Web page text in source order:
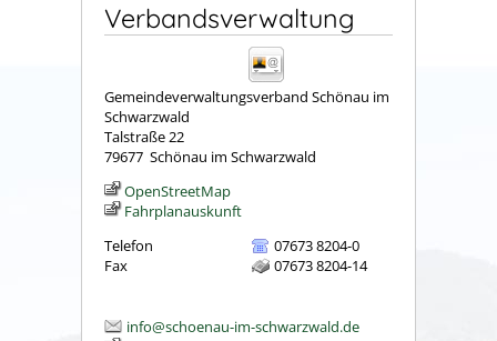
Verbandsverwaltung
Gemeindeverwaltungsverband Schönau im
Schwarzwald
Talstraße 22
79677 Schönau im Schwarzwald
OpenStreetMap
Fahrplanauskunft
Telefon
07673 8204-0
Fax
07673 8204-14
info@schoenau-im-schwarzwald.de